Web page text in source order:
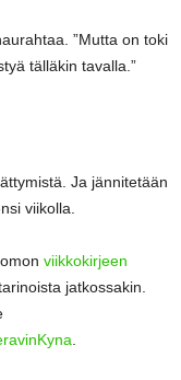
”Mutta on toki
tälläkin tavalla.”
Ja jännitetään
viikolla.
viikkokirjeen
jatkossakin.